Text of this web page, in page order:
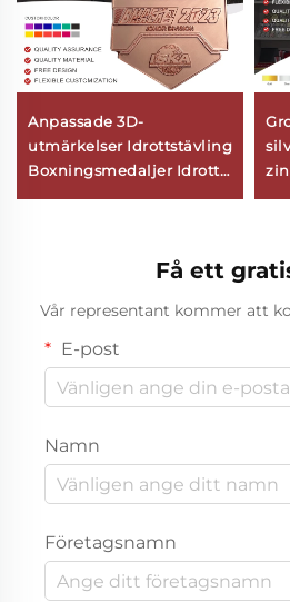
Anpassade 3D-
utmärkelser Idrottstävling
Boxningsmedaljer Idrott
Få ett
Vår representant kommer att
E-post
Namn
Företagsnamn